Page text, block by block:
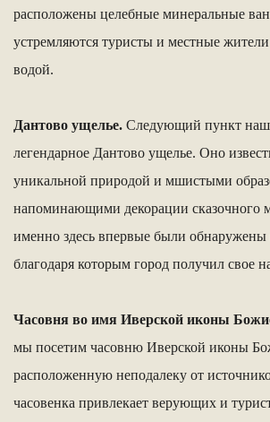
расположены целебные минеральные
устремляются туристы и местные жители
водой.
Дантово ущелье. Следующий пункт
легендарное Дантово ущелье. Оно
уникальной природой и мшистыми
напоминающими декорации сказочного
именно здесь впервые были обнаружены
благодаря которым город получил свое
Часовня во имя Иверской иконы
мы посетим часовню Иверской иконы
расположенную неподалеку от
часовенка привлекает верующих и